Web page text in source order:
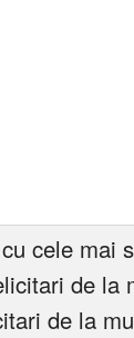
cele mai
de la
de la